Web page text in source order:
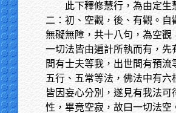
此下釋修慧行，為由定生
二：初、空觀，後、有觀。自
無礙無障，共十八句，為空觀
一切法皆由遍計所執而有，先
間有士夫等我，出世間有預流
五行、五常等法，佛法中有六
皆因妄心分別，遂見有我法可
性，畢竟空寂，故曰一切法空